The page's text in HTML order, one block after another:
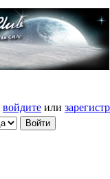
войдите или